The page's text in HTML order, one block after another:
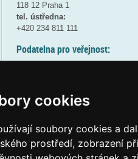
cookies
soubory cookies a
prostředí, zobrazení
118 12 Praha 1
tel. ústředna:
+420 234 811 111
Podatelna pro veřejnost:
(více informací
Elektronická podatelna: